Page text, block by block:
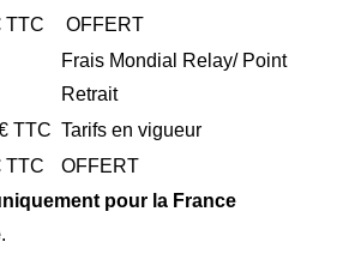
TTC
OFFERT
Frais Mondial Relay/ Point
Retrait
TTC Tarifs en vigueur
TTC
OFFERT
pour la France
.